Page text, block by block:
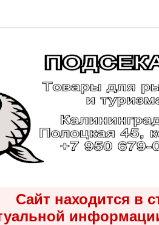
Сайт находится в